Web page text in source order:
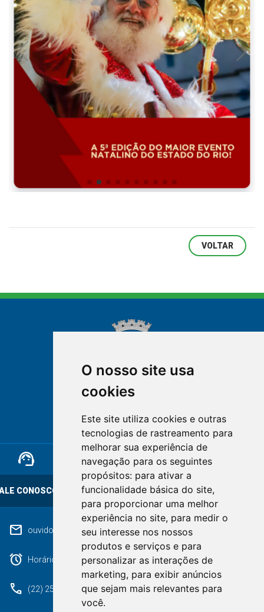
O nosso site usa
cookies
Este site utiliza cookies e outras
tecnologias de rastreamento para
melhorar sua experiência de
navegação para os seguintes
propósitos: para ativar a
funcionalidade básica do site,
para proporcionar uma melhor
experiência no site, para medir o
seu interesse nos nossos
produtos e serviços e para
personalizar as interações de
marketing, para exibir anúncios
que sejam mais relevantes para
você.
VOLTAR
NOVA FRIBURGO
RIO DE JANEIRO
mail ouvidoriageral@pmnf.rj.gov.br
alarm Horário de atendimento: Segunda a Sexta das 09h às 17h.
phone (22) 2525-9100
support_agent
CONOSCO
mail
OUVIDORIA